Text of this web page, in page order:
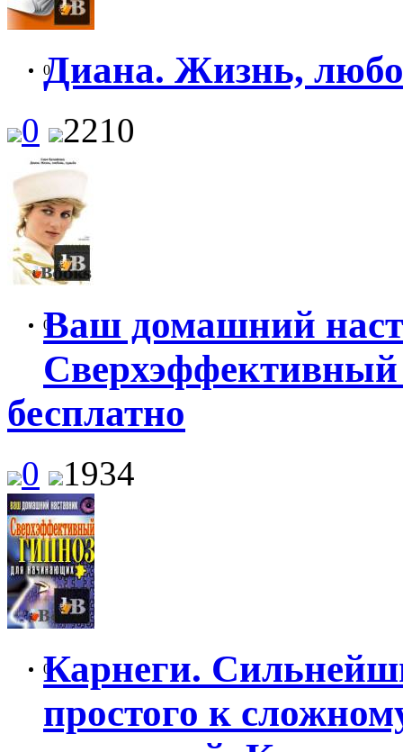
0
Диана. Жизнь,
0 2210
0
Ваш домашний
бесплатно
0 1934
0
Карнеги.
простого к